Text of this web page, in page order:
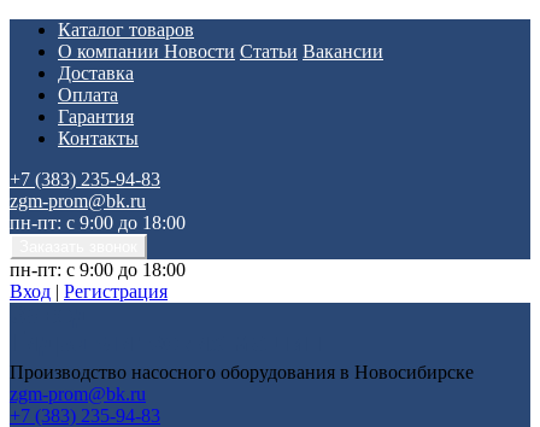
Каталог товаров
О компании Новости Статьи Вакансии
Доставка
Оплата
Гарантия
Контакты
+7 (383) 235-94-83
zgm-prom@bk.ru
пн-пт: с 9:00 до 18:00
пн-пт: с 9:00 до 18:00
Вход | Регистрация
Производство насосного оборудования в Новосибирске
zgm-prom@bk.ru
+7 (383) 235-94-83